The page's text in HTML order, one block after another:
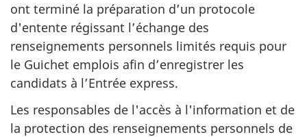
ont terminé la préparation d’un protocole
d'entente régissant l’échange des
renseignements personnels limités requis pour
le Guichet emplois afin d’enregistrer les
candidats à l’Entrée express.
Les responsables de l'accès à l'information et de
la protection des renseignements personnels de